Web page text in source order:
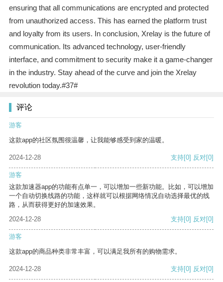
ensuring that all communications are encrypted and protected
from unauthorized access. This has earned the platform trust
and loyalty from its users. In conclusion, Xrelay is the future of
communication. Its advanced technology, user-friendly
interface, and commitment to security make it a game-changer
in the industry. Stay ahead of the curve and join the Xrelay
revolution today.#37#
评论
游客
这款app的社区氛围很温馨，让我能够感受到家的温暖。
2024-12-28 支持[0] 反对[0]
游客
这款加速器app的功能有点单一，可以增加一些新功能。比如，可以增加
一个自动切换线路的功能，这样就可以根据网络情况自动选择最优的线
路，从而获得更好的加速效果。
2024-12-28
支持[0] 反对[0]
游客
这款app的商品种类非常丰富，可以满足我所有的购物需求。
2024-12-28 支持[0] 反对[0]